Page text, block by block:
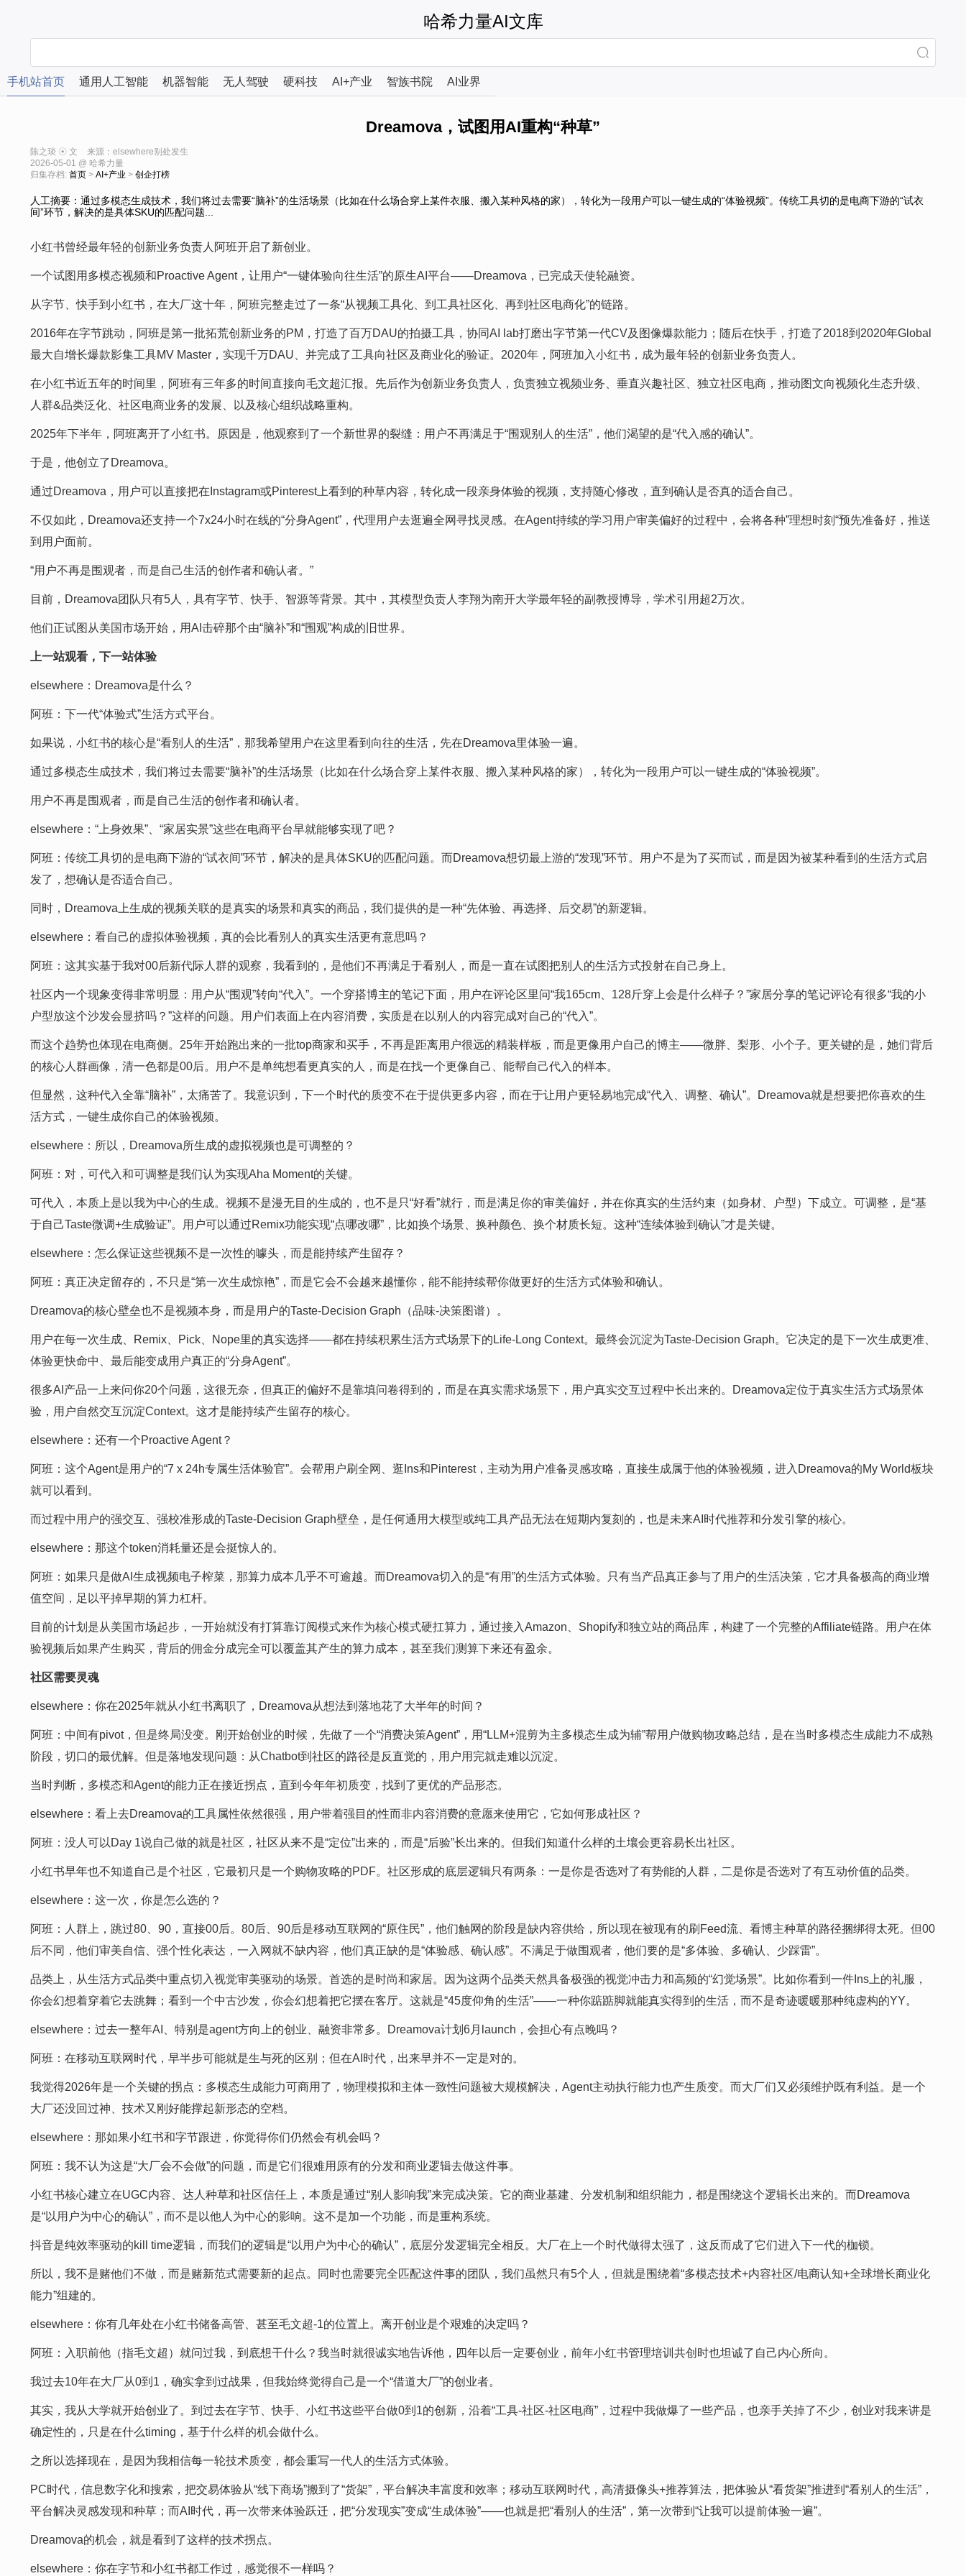
哈希力量AI文库
手机站首页 通用人工智能 机器智能 无人驾驶 硬科技 AI+产业 智族书院 AI业界
Dreamova，试图用AI重构“种草”
陈之琰 ☉ 文
来源：elsewhere别处发生
2026-05-01 @ 哈希力量
归集存档: 首页 > AI+产业 > 创企打榜
人工摘要：通过多模态生成技术，我们将过去需要“脑补”的生活场景（比如在什么场合穿上某件衣服、搬入某种风格的家），转化为一段用户可以一键生成的“体验视频”。传统工具切的是电商下游的“试衣
间”环节，解决的是具体SKU的匹配问题...
小红书曾经最年轻的创新业务负责人阿班开启了新创业。
一个试图用多模态视频和Proactive Agent，让用户“一键体验向往生活”的原生AI平台——Dreamova，已完成天使轮融资。
从字节、快手到小红书，在大厂这十年，阿班完整走过了一条“从视频工具化、到工具社区化、再到社区电商化”的链路。
2016年在字节跳动，阿班是第一批拓荒创新业务的PM，打造了百万DAU的拍摄工具，协同AI lab打磨出字节第一代CV及图像爆款能力；随后在快手，打造了2018到2020年Global
最大自增长爆款影集工具MV Master，实现千万DAU、并完成了工具向社区及商业化的验证。2020年，阿班加入小红书，成为最年轻的创新业务负责人。
在小红书近五年的时间里，阿班有三年多的时间直接向毛文超汇报。先后作为创新业务负责人，负责独立视频业务、垂直兴趣社区、独立社区电商，推动图文向视频化生态升级、
人群&品类泛化、社区电商业务的发展、以及核心组织战略重构。
2025年下半年，阿班离开了小红书。原因是，他观察到了一个新世界的裂缝：用户不再满足于“围观别人的生活”，他们渴望的是“代入感的确认”。
于是，他创立了Dreamova。
通过Dreamova，用户可以直接把在Instagram或Pinterest上看到的种草内容，转化成一段亲身体验的视频，支持随心修改，直到确认是否真的适合自己。
不仅如此，Dreamova还支持一个7x24小时在线的“分身Agent”，代理用户去逛遍全网寻找灵感。在Agent持续的学习用户审美偏好的过程中，会将各种”理想时刻“预先准备好，推送
到用户面前。
“用户不再是围观者，而是自己生活的创作者和确认者。”
目前，Dreamova团队只有5人，具有字节、快手、智源等背景。其中，其模型负责人李翔为南开大学最年轻的副教授博导，学术引用超2万次。
他们正试图从美国市场开始，用AI击碎那个由“脑补”和“围观”构成的旧世界。
上一站观看，下一站体验
elsewhere：Dreamova是什么？
阿班：下一代“体验式”生活方式平台。
如果说，小红书的核心是“看别人的生活”，那我希望用户在这里看到向往的生活，先在Dreamova里体验一遍。
通过多模态生成技术，我们将过去需要“脑补”的生活场景（比如在什么场合穿上某件衣服、搬入某种风格的家），转化为一段用户可以一键生成的“体验视频”。
用户不再是围观者，而是自己生活的创作者和确认者。
elsewhere：“上身效果”、“家居实景”这些在电商平台早就能够实现了吧？
阿班：传统工具切的是电商下游的“试衣间”环节，解决的是具体SKU的匹配问题。而Dreamova想切最上游的“发现”环节。用户不是为了买而试，而是因为被某种看到的生活方式启
发了，想确认是否适合自己。
同时，Dreamova上生成的视频关联的是真实的场景和真实的商品，我们提供的是一种“先体验、再选择、后交易”的新逻辑。
elsewhere：看自己的虚拟体验视频，真的会比看别人的真实生活更有意思吗？
阿班：这其实基于我对00后新代际人群的观察，我看到的，是他们不再满足于看别人，而是一直在试图把别人的生活方式投射在自己身上。
社区内一个现象变得非常明显：用户从“围观”转向“代入”。一个穿搭博主的笔记下面，用户在评论区里问“我165cm、128斤穿上会是什么样子？”家居分享的笔记评论有很多“我的小
户型放这个沙发会显挤吗？”这样的问题。用户们表面上在内容消费，实质是在以别人的内容完成对自己的“代入”。
而这个趋势也体现在电商侧。25年开始跑出来的一批top商家和买手，不再是距离用户很远的精装样板，而是更像用户自己的博主——微胖、梨形、小个子。更关键的是，她们背后
的核心人群画像，清一色都是00后。用户不是单纯想看更真实的人，而是在找一个更像自己、能帮自己代入的样本。
但显然，这种代入全靠“脑补”，太痛苦了。我意识到，下一个时代的质变不在于提供更多内容，而在于让用户更轻易地完成“代入、调整、确认”。Dreamova就是想要把你喜欢的生
活方式，一键生成你自己的体验视频。
elsewhere：所以，Dreamova所生成的虚拟视频也是可调整的？
阿班：对，可代入和可调整是我们认为实现Aha Moment的关键。
可代入，本质上是以我为中心的生成。视频不是漫无目的生成的，也不是只“好看”就行，而是满足你的审美偏好，并在你真实的生活约束（如身材、户型）下成立。可调整，是“基
于自己Taste微调+生成验证”。用户可以通过Remix功能实现“点哪改哪”，比如换个场景、换种颜色、换个材质长短。这种“连续体验到确认”才是关键。
elsewhere：怎么保证这些视频不是一次性的噱头，而是能持续产生留存？
阿班：真正决定留存的，不只是“第一次生成惊艳”，而是它会不会越来越懂你，能不能持续帮你做更好的生活方式体验和确认。
Dreamova的核心壁垒也不是视频本身，而是用户的Taste-Decision Graph（品味-决策图谱）。
用户在每一次生成、Remix、Pick、Nope里的真实选择——都在持续积累生活方式场景下的Life-Long Context。最终会沉淀为Taste-Decision Graph。它决定的是下一次生成更准、
体验更快命中、最后能变成用户真正的“分身Agent”。
很多AI产品一上来问你20个问题，这很无奈，但真正的偏好不是靠填问卷得到的，而是在真实需求场景下，用户真实交互过程中长出来的。Dreamova定位于真实生活方式场景体
验，用户自然交互沉淀Context。这才是能持续产生留存的核心。
elsewhere：还有一个Proactive Agent？
阿班：这个Agent是用户的“7 x 24h专属生活体验官”。会帮用户刷全网、逛Ins和Pinterest，主动为用户准备灵感攻略，直接生成属于他的体验视频，进入Dreamova的My World板块
就可以看到。
而过程中用户的强交互、强校准形成的Taste-Decision Graph壁垒，是任何通用大模型或纯工具产品无法在短期内复刻的，也是未来AI时代推荐和分发引擎的核心。
elsewhere：那这个token消耗量还是会挺惊人的。
阿班：如果只是做AI生成视频电子榨菜，那算力成本几乎不可逾越。而Dreamova切入的是“有用”的生活方式体验。只有当产品真正参与了用户的生活决策，它才具备极高的商业增
值空间，足以平掉早期的算力杠杆。
目前的计划是从美国市场起步，一开始就没有打算靠订阅模式来作为核心模式硬扛算力，通过接入Amazon、Shopify和独立站的商品库，构建了一个完整的Affiliate链路。用户在体
验视频后如果产生购买，背后的佣金分成完全可以覆盖其产生的算力成本，甚至我们测算下来还有盈余。
社区需要灵魂
elsewhere：你在2025年就从小红书离职了，Dreamova从想法到落地花了大半年的时间？
阿班：中间有pivot，但是终局没变。刚开始创业的时候，先做了一个“消费决策Agent”，用“LLM+混剪为主多模态生成为辅”帮用户做购物攻略总结，是在当时多模态生成能力不成熟
阶段，切口的最优解。但是落地发现问题：从Chatbot到社区的路径是反直觉的，用户用完就走难以沉淀。
当时判断，多模态和Agent的能力正在接近拐点，直到今年年初质变，找到了更优的产品形态。
elsewhere：看上去Dreamova的工具属性依然很强，用户带着强目的性而非内容消费的意愿来使用它，它如何形成社区？
阿班：没人可以Day 1说自己做的就是社区，社区从来不是“定位”出来的，而是“后验”长出来的。但我们知道什么样的土壤会更容易长出社区。
小红书早年也不知道自己是个社区，它最初只是一个购物攻略的PDF。社区形成的底层逻辑只有两条：一是你是否选对了有势能的人群，二是你是否选对了有互动价值的品类。
elsewhere：这一次，你是怎么选的？
阿班：人群上，跳过80、90，直接00后。80后、90后是移动互联网的“原住民”，他们触网的阶段是缺内容供给，所以现在被现有的刷Feed流、看博主种草的路径捆绑得太死。但00
后不同，他们审美自信、强个性化表达，一入网就不缺内容，他们真正缺的是“体验感、确认感”。不满足于做围观者，他们要的是“多体验、多确认、少踩雷”。
品类上，从生活方式品类中重点切入视觉审美驱动的场景。首选的是时尚和家居。因为这两个品类天然具备极强的视觉冲击力和高频的“幻觉场景”。比如你看到一件Ins上的礼服，
你会幻想着穿着它去跳舞；看到一个中古沙发，你会幻想着把它摆在客厅。这就是“45度仰角的生活”——一种你踮踮脚就能真实得到的生活，而不是奇迹暖暖那种纯虚构的YY。
elsewhere：过去一整年AI、特别是agent方向上的创业、融资非常多。Dreamova计划6月launch，会担心有点晚吗？
阿班：在移动互联网时代，早半步可能就是生与死的区别；但在AI时代，出来早并不一定是对的。
我觉得2026年是一个关键的拐点：多模态生成能力可商用了，物理模拟和主体一致性问题被大规模解决，Agent主动执行能力也产生质变。而大厂们又必须维护既有利益。是一个
大厂还没回过神、技术又刚好能撑起新形态的空档。
elsewhere：那如果小红书和字节跟进，你觉得你们仍然会有机会吗？
阿班：我不认为这是“大厂会不会做”的问题，而是它们很难用原有的分发和商业逻辑去做这件事。
小红书核心建立在UGC内容、达人种草和社区信任上，本质是通过“别人影响我”来完成决策。它的商业基建、分发机制和组织能力，都是围绕这个逻辑长出来的。而Dreamova
是“以用户为中心的确认”，而不是以他人为中心的影响。这不是加一个功能，而是重构系统。
抖音是纯效率驱动的kill time逻辑，而我们的逻辑是“以用户为中心的确认”，底层分发逻辑完全相反。大厂在上一个时代做得太强了，这反而成了它们进入下一代的枷锁。
所以，我不是赌他们不做，而是赌新范式需要新的起点。同时也需要完全匹配这件事的团队，我们虽然只有5个人，但就是围绕着“多模态技术+内容社区/电商认知+全球增长商业化
能力”组建的。
elsewhere：你有几年处在小红书储备高管、甚至毛文超-1的位置上。离开创业是个艰难的决定吗？
阿班：入职前他（指毛文超）就问过我，到底想干什么？我当时就很诚实地告诉他，四年以后一定要创业，前年小红书管理培训共创时也坦诚了自己内心所向。
我过去10年在大厂从0到1，确实拿到过战果，但我始终觉得自己是一个“借道大厂”的创业者。
其实，我从大学就开始创业了。到过去在字节、快手、小红书这些平台做0到1的创新，沿着“工具-社区-社区电商”，过程中我做爆了一些产品，也亲手关掉了不少，创业对我来讲是
确定性的，只是在什么timing，基于什么样的机会做什么。
之所以选择现在，是因为我相信每一轮技术质变，都会重写一代人的生活方式体验。
PC时代，信息数字化和搜索，把交易体验从“线下商场”搬到了“货架”，平台解决丰富度和效率；移动互联网时代，高清摄像头+推荐算法，把体验从“看货架”推进到“看别人的生活”，
平台解决灵感发现和种草；而AI时代，再一次带来体验跃迁，把“分发现实”变成“生成体验”——也就是把“看别人的生活”，第一次带到“让我可以提前体验一遍”。
Dreamova的机会，就是看到了这样的技术拐点。
elsewhere：你在字节和小红书都工作过，感觉很不一样吗？